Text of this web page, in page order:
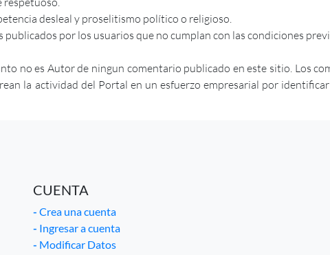
desleal y proselitismo político o religioso.
por los usuarios que no cumplan con las condiciones
no es Autor de ningun comentario publicado en este sitio. Los
la actividad del Portal en un esfuerzo empresarial por
CUENTA
- Crea una cuenta
- Ingresar a cuenta
- Modificar Datos